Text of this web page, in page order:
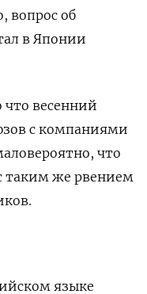
вопрос об
в Японии
что весенний
с компаниями
что
таким же рвением
языке